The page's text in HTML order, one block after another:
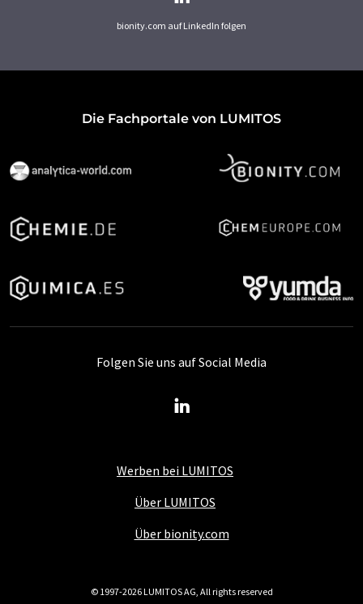
bionity.com auf LinkedIn folgen
Die Fachportale von LUMITOS
Werben bei LUMITOS
Über LUMITOS
Über bionity.com
Folgen Sie uns auf Social Media
© 1997-2026 LUMITOS AG, All rights reserved